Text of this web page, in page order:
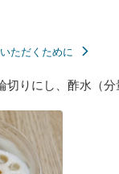
ただくために
りにし、酢水（